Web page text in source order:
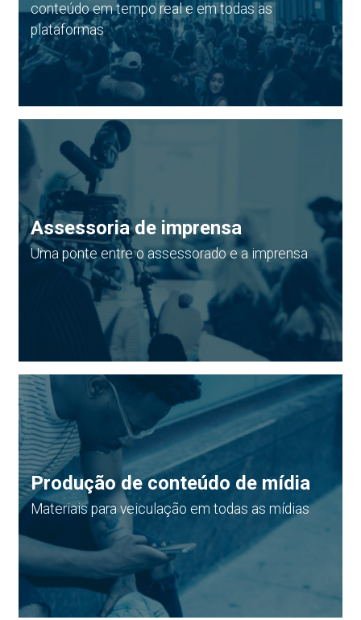
conteúdo em tempo real e em todas as
plataformas
Assessoria de imprensa
Uma ponte entre o assessorado e a imprensa
Produção de conteúdo de mídia
Materiais para veiculação em todas as mídias